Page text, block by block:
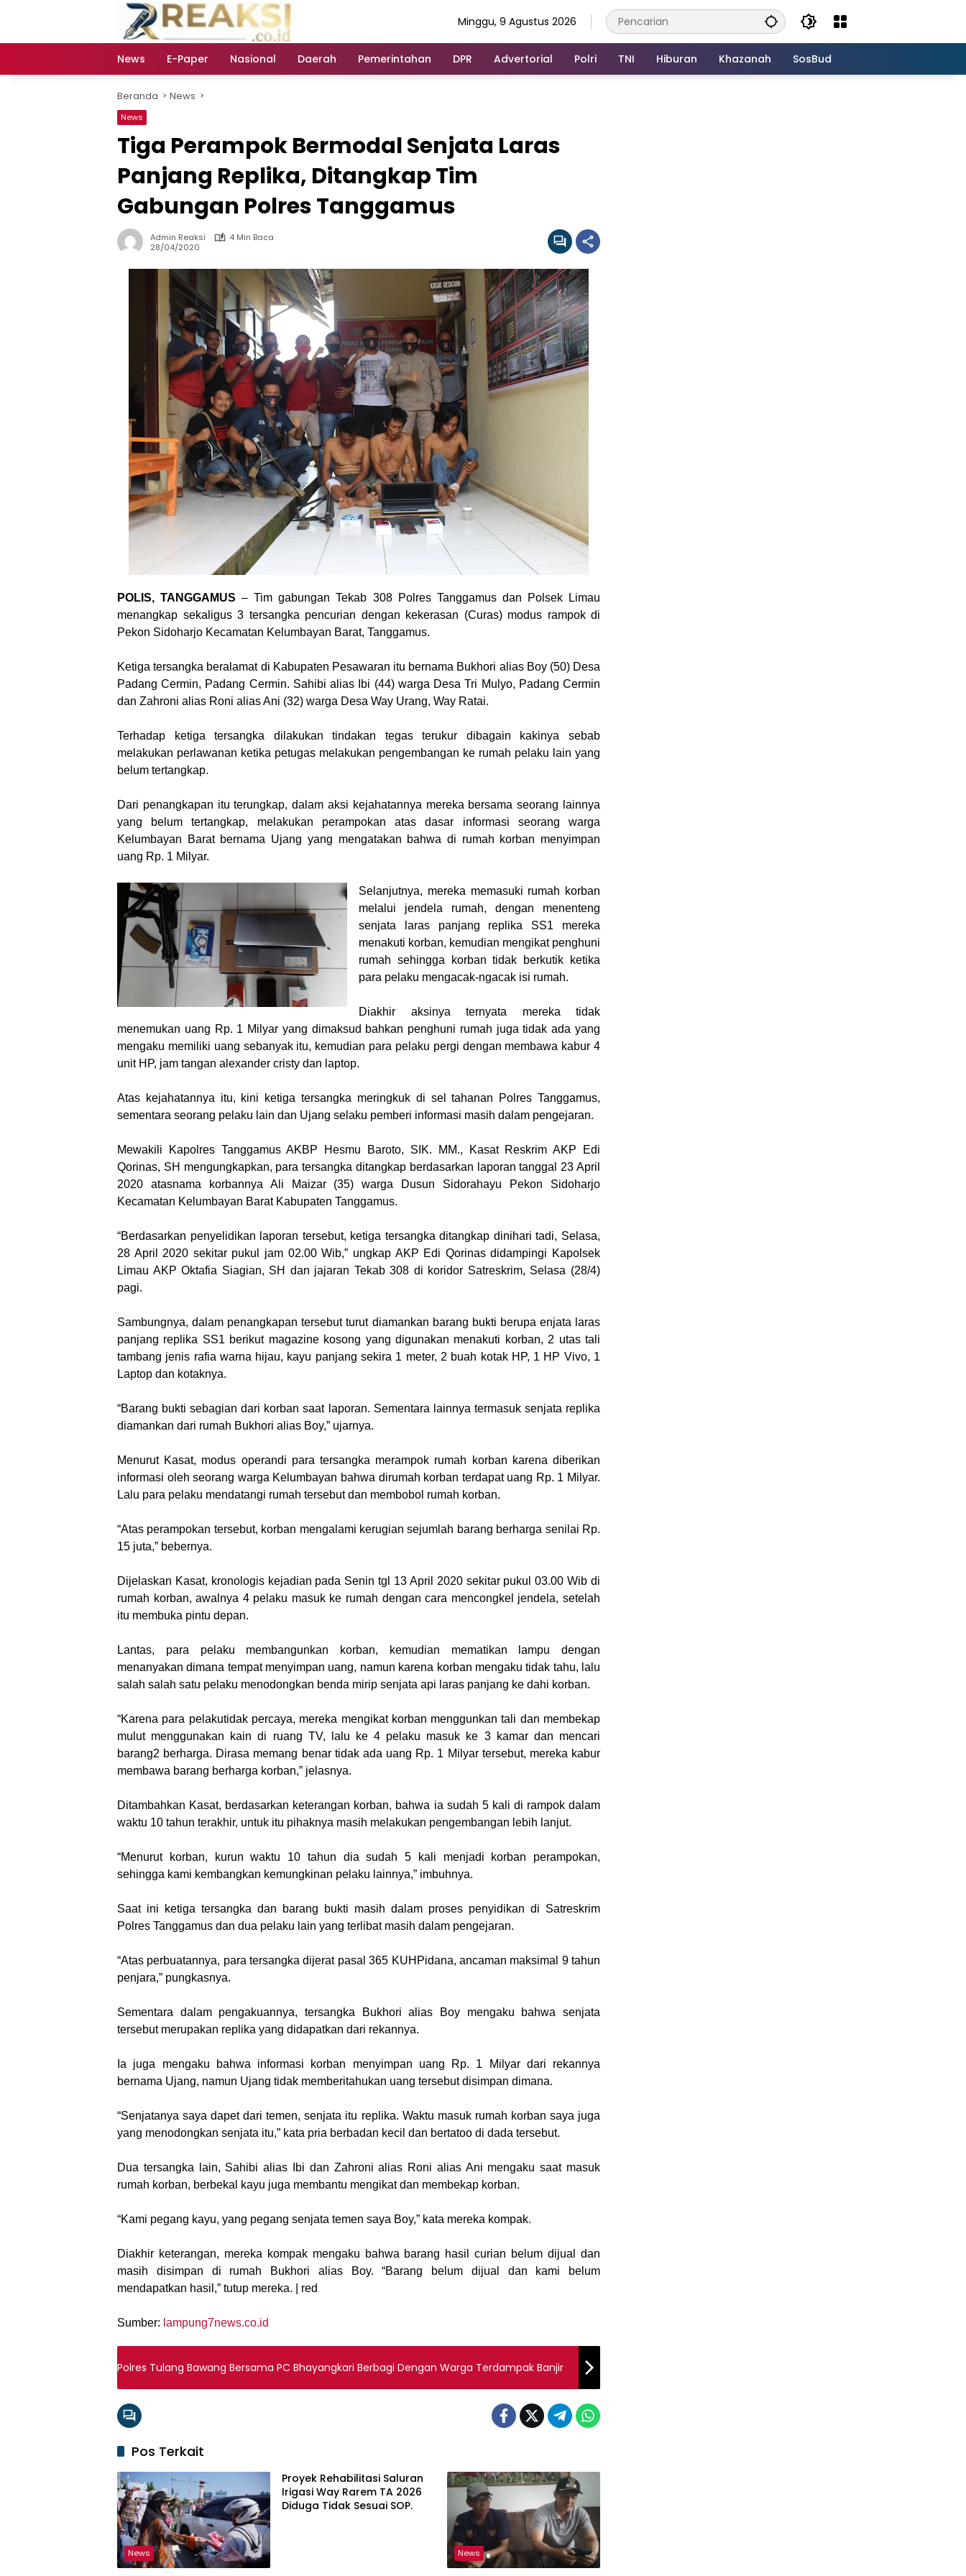
Minggu, 9 Agustus 2026
News E-Paper Nasional Daerah Pemerintahan DPR Advertorial Polri TNI Hiburan Khazanah SosBud
Beranda News
News
Tiga Perampok Bermodal Senjata Laras
Panjang Replika, Ditangkap Tim
Gabungan Polres Tanggamus
Admin Reaksi
4 Min Baca
28/04/2020
POLIS, TANGGAMUS – Tim gabungan Tekab 308 Polres Tanggamus dan Polsek Limau
menangkap sekaligus 3 tersangka pencurian dengan kekerasan (Curas) modus rampok di
Pekon Sidoharjo Kecamatan Kelumbayan Barat, Tanggamus.
Ketiga tersangka beralamat di Kabupaten Pesawaran itu bernama Bukhori alias Boy (50) Desa
Padang Cermin, Padang Cermin. Sahibi alias Ibi (44) warga Desa Tri Mulyo, Padang Cermin
dan Zahroni alias Roni alias Ani (32) warga Desa Way Urang, Way Ratai.
Terhadap ketiga tersangka dilakukan tindakan tegas terukur dibagain kakinya sebab
melakukan perlawanan ketika petugas melakukan pengembangan ke rumah pelaku lain yang
belum tertangkap.
Dari penangkapan itu terungkap, dalam aksi kejahatannya mereka bersama seorang lainnya
yang belum tertangkap, melakukan perampokan atas dasar informasi seorang warga
Kelumbayan Barat bernama Ujang yang mengatakan bahwa di rumah korban menyimpan
uang Rp. 1 Milyar.
Selanjutnya, mereka memasuki rumah korban
melalui jendela rumah, dengan menenteng
senjata laras panjang replika SS1 mereka
menakuti korban, kemudian mengikat penghuni
rumah sehingga korban tidak berkutik ketika
para pelaku mengacak-ngacak isi rumah.
Diakhir aksinya ternyata mereka tidak
menemukan uang Rp. 1 Milyar yang dimaksud bahkan penghuni rumah juga tidak ada yang
mengaku memiliki uang sebanyak itu, kemudian para pelaku pergi dengan membawa kabur 4
unit HP, jam tangan alexander cristy dan laptop.
Atas kejahatannya itu, kini ketiga tersangka meringkuk di sel tahanan Polres Tanggamus,
sementara seorang pelaku lain dan Ujang selaku pemberi informasi masih dalam pengejaran.
Mewakili Kapolres Tanggamus AKBP Hesmu Baroto, SIK. MM., Kasat Reskrim AKP Edi
Qorinas, SH mengungkapkan, para tersangka ditangkap berdasarkan laporan tanggal 23 April
2020 atasnama korbannya Ali Maizar (35) warga Dusun Sidorahayu Pekon Sidoharjo
Kecamatan Kelumbayan Barat Kabupaten Tanggamus.
“Berdasarkan penyelidikan laporan tersebut, ketiga tersangka ditangkap dinihari tadi, Selasa,
28 April 2020 sekitar pukul jam 02.00 Wib,” ungkap AKP Edi Qorinas didampingi Kapolsek
Limau AKP Oktafia Siagian, SH dan jajaran Tekab 308 di koridor Satreskrim, Selasa (28/4)
pagi.
Sambungnya, dalam penangkapan tersebut turut diamankan barang bukti berupa enjata laras
panjang replika SS1 berikut magazine kosong yang digunakan menakuti korban, 2 utas tali
tambang jenis rafia warna hijau, kayu panjang sekira 1 meter, 2 buah kotak HP, 1 HP Vivo, 1
Laptop dan kotaknya.
“Barang bukti sebagian dari korban saat laporan. Sementara lainnya termasuk senjata replika
diamankan dari rumah Bukhori alias Boy,” ujarnya.
Menurut Kasat, modus operandi para tersangka merampok rumah korban karena diberikan
informasi oleh seorang warga Kelumbayan bahwa dirumah korban terdapat uang Rp. 1 Milyar.
Lalu para pelaku mendatangi rumah tersebut dan membobol rumah korban.
“Atas perampokan tersebut, korban mengalami kerugian sejumlah barang berharga senilai Rp.
15 juta,” bebernya.
Dijelaskan Kasat, kronologis kejadian pada Senin tgl 13 April 2020 sekitar pukul 03.00 Wib di
rumah korban, awalnya 4 pelaku masuk ke rumah dengan cara mencongkel jendela, setelah
itu membuka pintu depan.
Lantas, para pelaku membangunkan korban, kemudian mematikan lampu dengan
menanyakan dimana tempat menyimpan uang, namun karena korban mengaku tidak tahu, lalu
salah salah satu pelaku menodongkan benda mirip senjata api laras panjang ke dahi korban.
“Karena para pelakutidak percaya, mereka mengikat korban menggunkan tali dan membekap
mulut menggunakan kain di ruang TV, lalu ke 4 pelaku masuk ke 3 kamar dan mencari
barang2 berharga. Dirasa memang benar tidak ada uang Rp. 1 Milyar tersebut, mereka kabur
membawa barang berharga korban,” jelasnya.
Ditambahkan Kasat, berdasarkan keterangan korban, bahwa ia sudah 5 kali di rampok dalam
waktu 10 tahun terakhir, untuk itu pihaknya masih melakukan pengembangan lebih lanjut.
“Menurut korban, kurun waktu 10 tahun dia sudah 5 kali menjadi korban perampokan,
sehingga kami kembangkan kemungkinan pelaku lainnya,” imbuhnya.
Saat ini ketiga tersangka dan barang bukti masih dalam proses penyidikan di Satreskrim
Polres Tanggamus dan dua pelaku lain yang terlibat masih dalam pengejaran.
“Atas perbuatannya, para tersangka dijerat pasal 365 KUHPidana, ancaman maksimal 9 tahun
penjara,” pungkasnya.
Sementara dalam pengakuannya, tersangka Bukhori alias Boy mengaku bahwa senjata
tersebut merupakan replika yang didapatkan dari rekannya.
Ia juga mengaku bahwa informasi korban menyimpan uang Rp. 1 Milyar dari rekannya
bernama Ujang, namun Ujang tidak memberitahukan uang tersebut disimpan dimana.
“Senjatanya saya dapet dari temen, senjata itu replika. Waktu masuk rumah korban saya juga
yang menodongkan senjata itu,” kata pria berbadan kecil dan bertatoo di dada tersebut.
Dua tersangka lain, Sahibi alias Ibi dan Zahroni alias Roni alias Ani mengaku saat masuk
rumah korban, berbekal kayu juga membantu mengikat dan membekap korban.
“Kami pegang kayu, yang pegang senjata temen saya Boy,” kata mereka kompak.
Diakhir keterangan, mereka kompak mengaku bahwa barang hasil curian belum dijual dan
masih disimpan di rumah Bukhori alias Boy. “Barang belum dijual dan kami belum
mendapatkan hasil,” tutup mereka. | red
Sumber: lampung7news.co.id
Polres Tulang Bawang Bersama PC Bhayangkari Berbagi Dengan Warga Terdampak Banjir
Pos Terkait
News
Proyek Rehabilitasi Saluran
Irigasi Way Rarem TA 2026
Diduga Tidak Sesuai SOP.
News